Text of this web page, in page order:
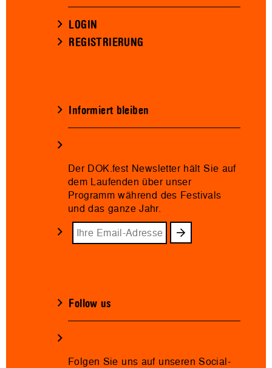
LOGIN
REGISTRIERUNG
Informiert bleiben
Der DOK.fest Newsletter hält Sie auf
dem Laufenden über unser
Programm während des Festivals
und das ganze Jahr.
Follow us
Folgen Sie uns auf unseren Social-